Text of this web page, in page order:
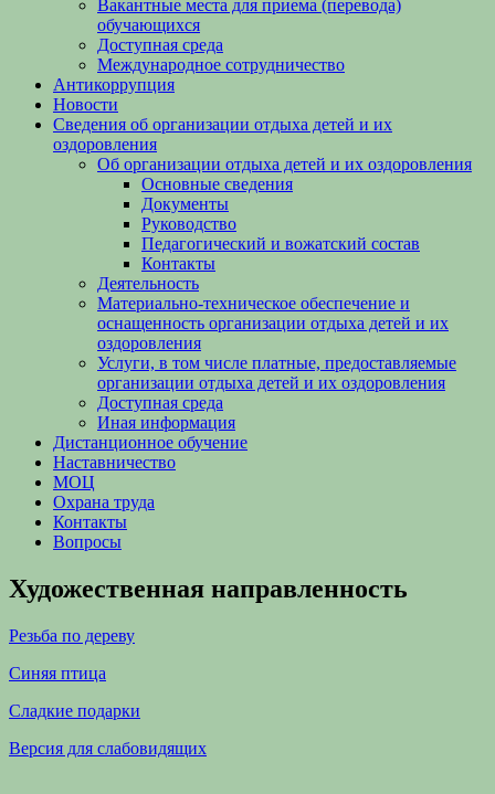
Вакантные места для приема (перевода)
обучающихся
Доступная среда
Международное сотрудничество
Антикоррупция
Новости
Сведения об организации отдыха детей и их
оздоровления
Об организации отдыха детей и их оздоровления
Основные сведения
Документы
Руководство
Педагогический и вожатский состав
Контакты
Деятельность
Материально-техническое обеспечение и
оснащенность организации отдыха детей и их
оздоровления
Услуги, в том числе платные, предоставляемые
организации отдыха детей и их оздоровления
Доступная среда
Иная информация
Дистанционное обучение
Наставничество
МОЦ
Охрана труда
Контакты
Вопросы
Художественная направленность
Резьба по дереву
Синяя птица
Сладкие подарки
Версия для слабовидящих